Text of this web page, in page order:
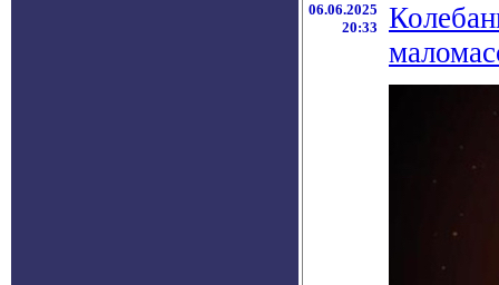
06.06.2025
20:33